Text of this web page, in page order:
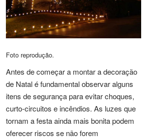
Foto reprodução.
Antes de começar a montar a decoração
de Natal é fundamental observar alguns
itens de segurança para evitar choques,
curto-circuitos e incêndios. As luzes que
tornam a festa ainda mais bonita podem
oferecer riscos se não forem